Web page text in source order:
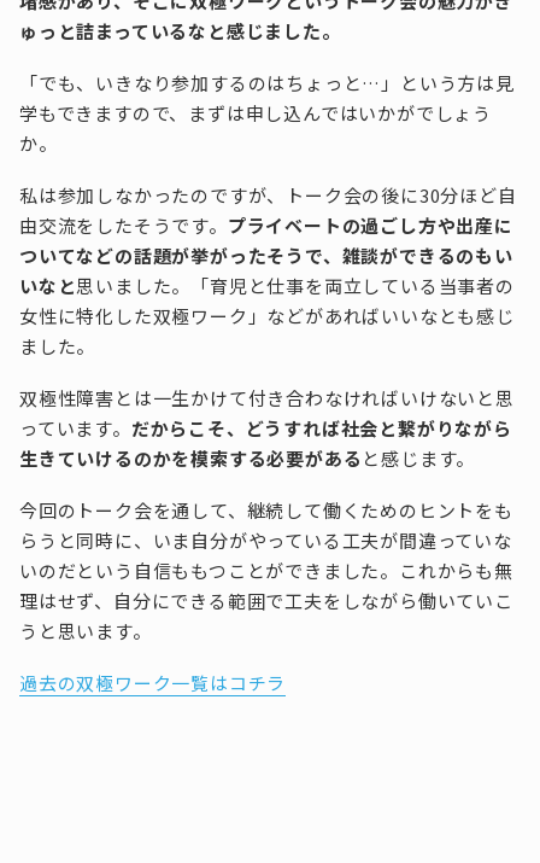
ゅっと詰まっているなと感じました。
「でも、いきなり参加するのはちょっと…」という方は見
学もできますので、まずは申し込んではいかがでしょう
か。
私は参加しなかったのですが、トーク会の後に30分ほど自
由交流をしたそうです。 プライベートの過ごし方や出産に
ついてなどの話題が挙がったそうで、雑談ができるのもい
いなと思いました。「育児と仕事を両立している当事者の
女性に特化した双極ワーク」などがあればいいなとも感じ
ました。
双極性障害とは一生かけて付き合わなければいけないと思
っています。 だからこそ、どうすれば社会と繋がりながら
生きていけるのかを模索する必要がある と感じます。
今回のトーク会を通して、継続して働くためのヒントをも
らうと同時に、いま自分がやっている工夫が間違っていな
いのだという自信ももつことができました。これからも無
理はせず、自分にできる範囲で工夫をしながら働いていこ
うと思います。
過去の双極ワーク一覧はコチラ